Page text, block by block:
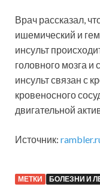
Врач рассказал,
ишемический и
инсульт
головного мозга и
инсульт связан с
кровеносного
двигательной
Источник:
МЕТКИ БОЛЕЗНИ И